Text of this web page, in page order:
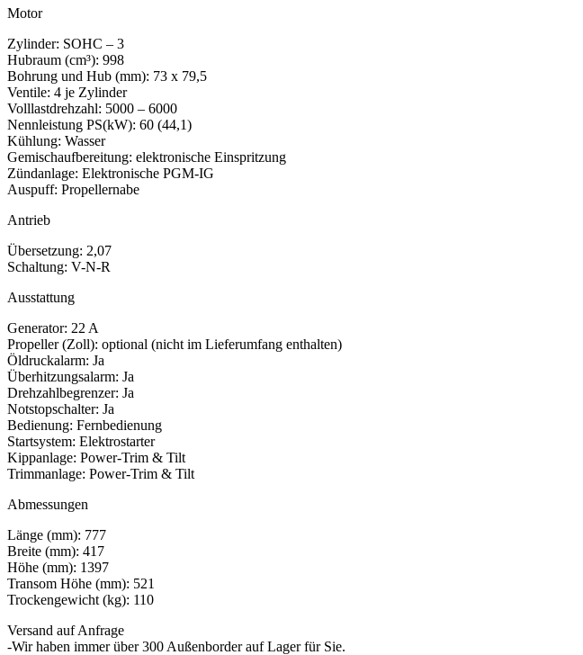
Motor
Zylinder: SOHC – 3
Hubraum (cm³): 998
Bohrung und Hub (mm): 73 x 79,5
Ventile: 4 je Zylinder
Volllastdrehzahl: 5000 – 6000
Nennleistung PS(kW): 60 (44,1)
Kühlung: Wasser
Gemischaufbereitung: elektronische Einspritzung
Zündanlage: Elektronische PGM-IG
Auspuff: Propellernabe
Antrieb
Übersetzung: 2,07
Schaltung: V-N-R
Ausstattung
Generator: 22 A
Propeller (Zoll): optional (nicht im Lieferumfang enthalten)
Öldruckalarm: Ja
Überhitzungsalarm: Ja
Drehzahlbegrenzer: Ja
Notstopschalter: Ja
Bedienung: Fernbedienung
Startsystem: Elektrostarter
Kippanlage: Power-Trim & Tilt
Trimmanlage: Power-Trim & Tilt
Abmessungen
Länge (mm): 777
Breite (mm): 417
Höhe (mm): 1397
Transom Höhe (mm): 521
Trockengewicht (kg): 110
Versand auf Anfrage
-Wir haben immer über 300 Außenborder auf Lager für Sie.